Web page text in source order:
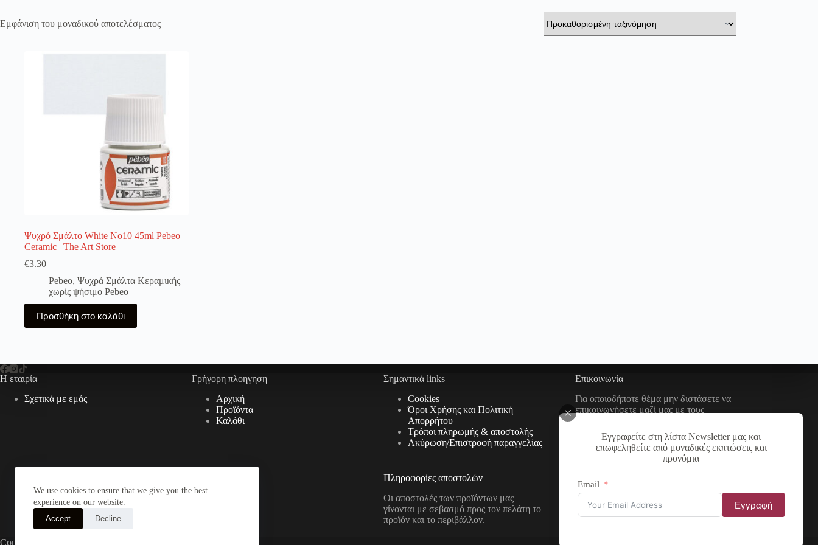
Register
Εγγραφείτε στη λίστα Newsletter μας και
επωφεληθείτε από μοναδικές εκπτώσεις και
προνόμια
Email
Εγγραφή
We use cookies to ensure that we give you the best
experience on our website.
Accept
Decline
Εμφάνιση του μοναδικού αποτελέσματος
Ψυχρό Σμάλτο White No10 45ml Pebeo
Ceramic | The Art Store
€3.30
Pebeo, Ψυχρά Σμάλτα Κεραμικής
χωρίς ψήσιμο Pebeo
Προσθήκη στο καλάθι
Η εταιρία
Σχετικά με εμάς
Γρήγορη πλοηγηση
Αρχική
Προϊόντα
Καλάθι
Σημαντικά links
Cookies
Όροι Χρήσης και Πολιτική
Απορρήτου
Τρόποι πληρωμής & αποστολής
Aκύρωση/Επιστροφή παραγγελίας
Πληροφορίες αποστολών
Οι αποστολές των προϊόντων μας
γίνονται με σεβασμό προς τον πελάτη το
προϊόν και το περιβάλλον.
Επικοινωνία
Για οποιοδήποτε θέμα μην διστάσετε να
επικοινωνήσετε μαζί μας με τους
παρακάτω τρόπους
Διεύθυνση:
Νικολάου Χάσου 19, ΤΚ
+30 2385 503290
Email:
theartstore.gr.social@gmail
Copyright © 2026 The Art Store - a project by atsompanis